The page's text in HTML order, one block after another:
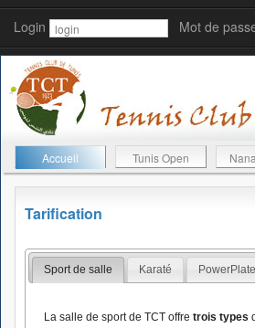
Login Mot de
Accueil Tunis Open
Tarification
Sport de salle Karaté
La salle de sport de TCT offre trois types